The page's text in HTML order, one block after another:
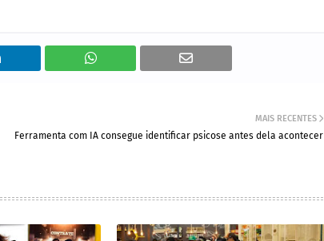
MAIS RECENTES
Ferramenta com IA consegue identificar psicose antes dela acontecer